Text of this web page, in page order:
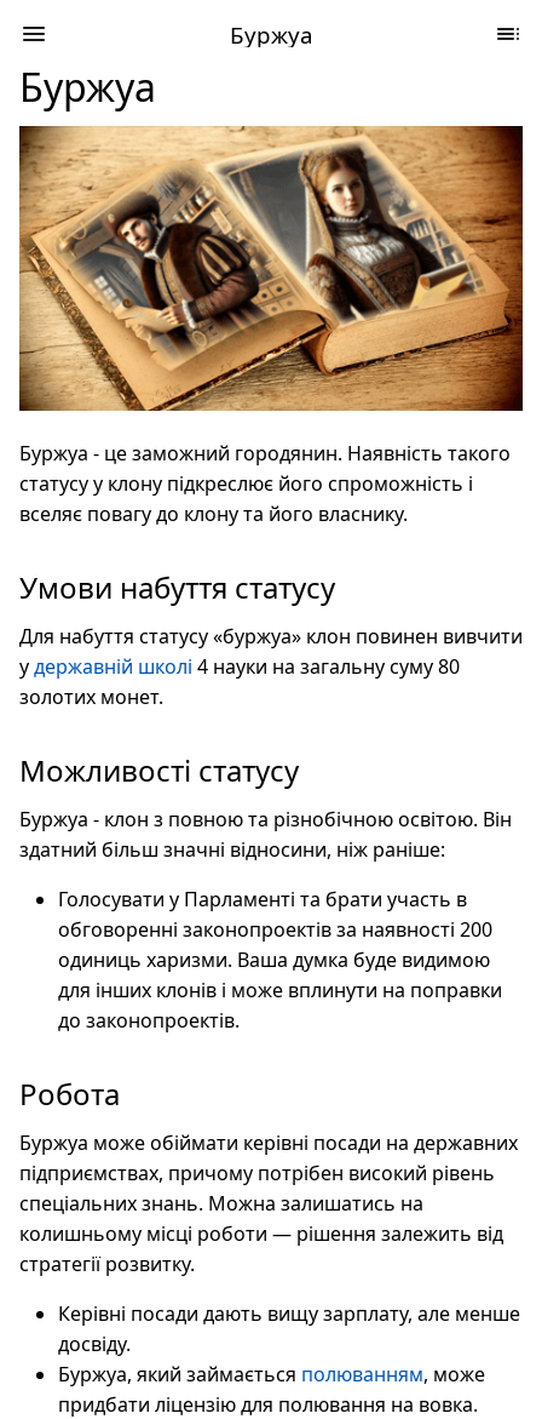
Буржуа
Буржуа
Буржуа - це заможний городянин. Наявність такого
статусу у клону підкреслює його спроможність і
вселяє повагу до клону та його власнику.
Умови набуття статусу
Для набуття статусу «буржуа» клон повинен вивчити
удержавній школі 4 науки на загальну суму 80
золотих монет.
Можливості статусу
Буржуа - клон з повною та різнобічною освітою. Він
здатний більш значні відносини, ніж раніше:
Голосувати у Парламенті та брати участь в
обговоренні законопроектів за наявності 200
одиниць харизми. Ваша думка буде видимою
для інших клонів і може вплинути на поправки
до законопроектів.
Робота
Буржуа може обіймати керівні посади на державних
підприємствах, причому потрібен високий рівень
спеціальних знань. Можна залишатись на
колишньому місці роботи — рішення залежить від
стратегії розвитку.
Керівні посади дають вищу зарплату, але менше
досвіду.
Буржуа, який займається полюванням, може
придбати ліцензію для полювання на вовка.